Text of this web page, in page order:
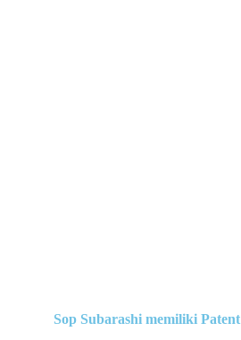
Sop Subarashi memiliki